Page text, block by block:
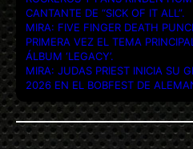
CANTANTE DE “SICK OF IT ALL”.
MIRA: FIVE FINGER DEATH
PRIMERA VEZ EL TEMA
ÁLBUM ‘LEGACY’.
MIRA: JUDAS PRIEST INICIA SU
2026 EN EL BOBFEST DE